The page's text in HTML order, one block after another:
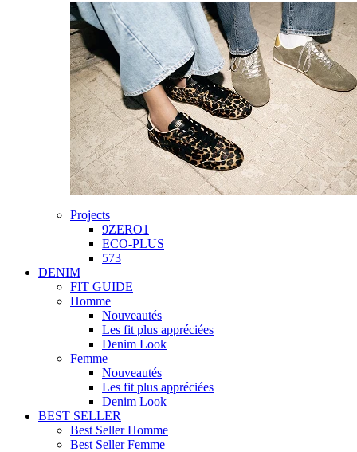
Projects
9ZERO1
ECO-PLUS
573
DENIM
FIT GUIDE
Homme
Nouveautés
Les fit plus appréciées
Denim Look
Femme
Nouveautés
Les fit plus appréciées
Denim Look
BEST SELLER
Best Seller Homme
Best Seller Femme